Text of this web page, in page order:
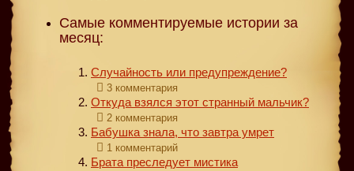
Самые комментируемые истории за
месяц:
Случайность или предупреждение?
3 комментария
Откуда взялся этот странный мальчик?
2 комментария
Бабушка знала, что завтра умрет
1 комментарий
Брата преследует мистика